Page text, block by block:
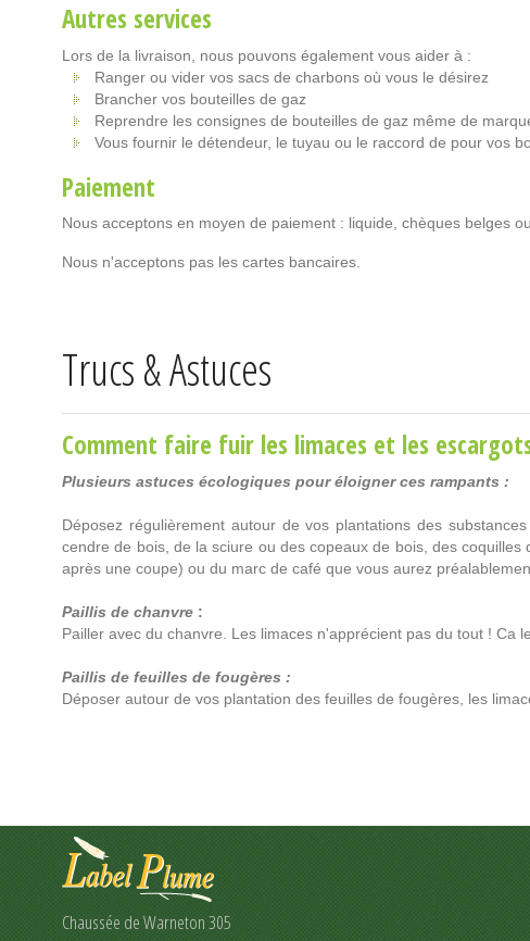
Autres services
Lors de la livraison, nous pouvons également vous aider à :
Ranger ou vider vos sacs de charbons où vous le désirez
Brancher vos bouteilles de gaz
Reprendre les consignes de bouteilles de gaz même de
Vous fournir le détendeur, le tuyau ou le raccord de pour vos
Paiement
Nous acceptons en moyen de paiement : liquide, chèques belges
Nous n'acceptons pas les cartes bancaires.
Trucs & Astuces
Comment faire fuir les limaces et les
Plusieurs astuces écologiques pour éloigner ces rampants :
Déposez régulièrement autour de vos plantations des
cendre de bois, de la sciure ou des copeaux de bois, des
après une coupe) ou du marc de café que vous aurez
Paillis de chanvre :
Pailler avec du chanvre. Les limaces n'apprécient pas du tout ! Ca
Paillis de feuilles de fougères :
Déposer autour de vos plantation des feuilles de fougères, les
Chaussée de Warneton 305